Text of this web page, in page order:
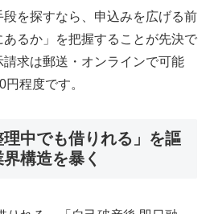
を探すなら、申込みを広げる前
るか」を把握することが先決で
求は郵送・オンラインで可能
程度です。
中でも借りれる」を謳
構造を暴く